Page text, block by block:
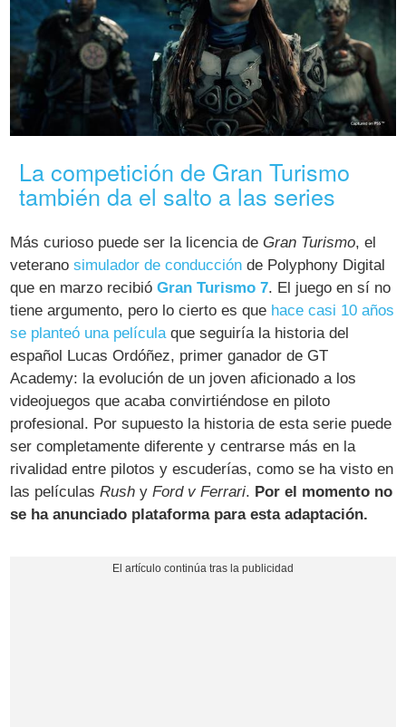
La competición de Gran Turismo
también da el salto a las series
Más curioso puede ser la licencia deGran Turismo, el
veteranosimulador de conducción de Polyphony Digital
que en marzo recibióGran Turismo 7. El juego en sí no
tiene argumento, pero lo cierto es que hace casi 10 años
se planteó una películaque seguiría la historia del
español Lucas Ordóñez, primer ganador de GT
Academy: la evolución de un joven aficionado a los
videojuegos que acaba convirtiéndose en piloto
profesional. Por supuesto la historia de esta serie puede
ser completamente diferente y centrarse más en la
rivalidad entre pilotos y escuderías, como se ha visto en
las películasRush yFord v Ferrari. Por el momento no
se ha anunciado plataforma para esta adaptación.